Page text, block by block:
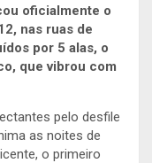
oficialmente o
nas ruas de
por 5 alas, o
que vibrou com
pelo desfile
as noites de
o primeiro